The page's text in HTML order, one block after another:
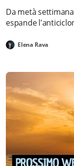
Da metà
espande
Elena Rava